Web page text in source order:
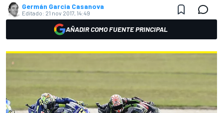
Germán Garcia Casanova
Editado: 21 nov 2017, 14:49
AÑADIR COMO FUENTE PRINCIPAL